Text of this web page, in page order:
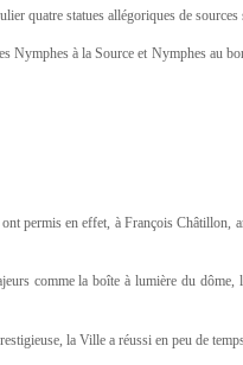
quatre statues allégoriques de
Nymphes à la Source et Nymphes au
permis en effet, à François Châtillon,
comme la boîte à lumière du dôme,
la Ville a réussi en peu de